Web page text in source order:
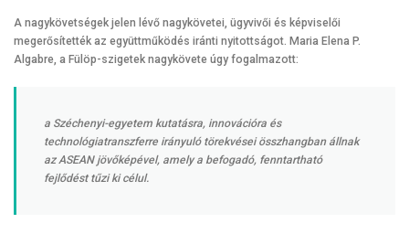
A nagykövetségek jelen lévő nagykövetei, ügyvivői és képviselői
megerősítették az együttműködés iránti nyitottságot. Maria Elena P.
Algabre, a Fülöp-szigetek nagykövete úgy fogalmazott:
a Széchenyi-egyetem kutatásra, innovációra és
technológiatranszferre irányuló törekvései összhangban állnak
az ASEAN jövőképével, amely a befogadó, fenntartható
fejlődést tűzi ki célul.